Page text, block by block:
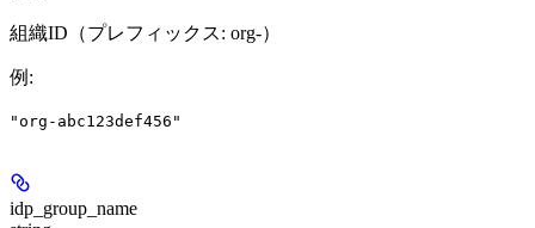
組織ID（プレフィックス: org-）
例 :
"org-abc123def456"
idp_group_name